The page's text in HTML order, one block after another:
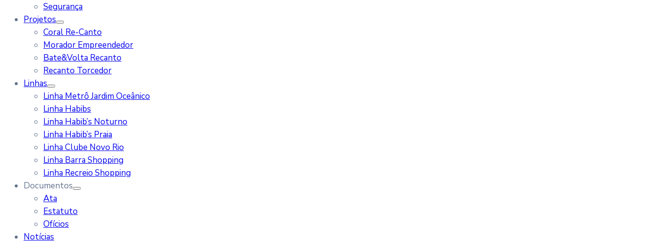
Segurança
Projetos
Coral Re-Canto
Morador Empreendedor
Bate&Volta Recanto
Recanto Torcedor
Linhas
Linha Metrô Jardim Oceânico
Linha Habibs
Linha Habib’s Noturno
Linha Habib’s Praia
Linha Clube Novo Rio
Linha Barra Shopping
Linha Recreio Shopping
Documentos
Ata
Estatuto
Ofícios
Notícias